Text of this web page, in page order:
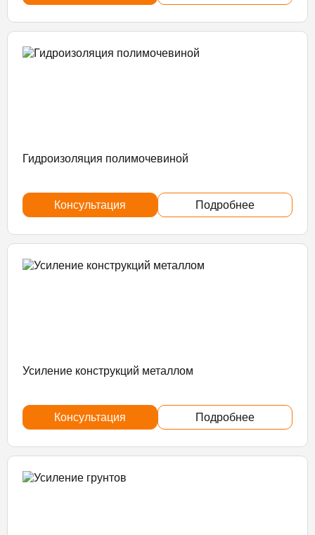
Гидроизоляция полимочевиной
Консультация Подробнее
Усиление конструкций металлом
Консультация Подробнее